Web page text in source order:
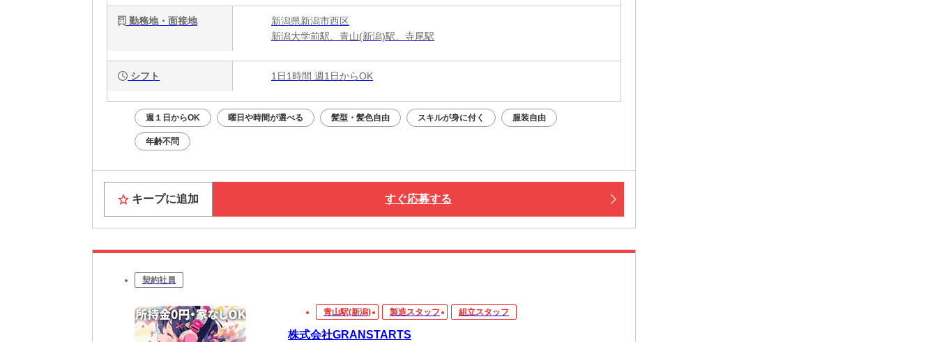
勤務地・面接地
新潟県新潟市西区
新潟大学前駅、青山(新潟)駅、寺尾駅
シフト 1日1時間 週1日からOK
週１日からOK 曜日や時間が選べる 髪型・髪色自由 スキルが身に付く 服装自由
年齢不問
キープに追加 すぐ応募する
契約社員
青山駅(新潟) 製造スタッフ 組立スタッフ
株式会社GRANSTARTS